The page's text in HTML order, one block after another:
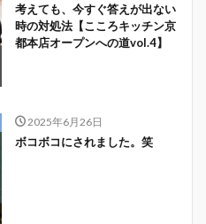
考えても、今すぐ答えが出ない
時の対処法【こころキッチン京
都本店オープンへの道vol.4】
2025年6月26日
ボコボコにされました。笑